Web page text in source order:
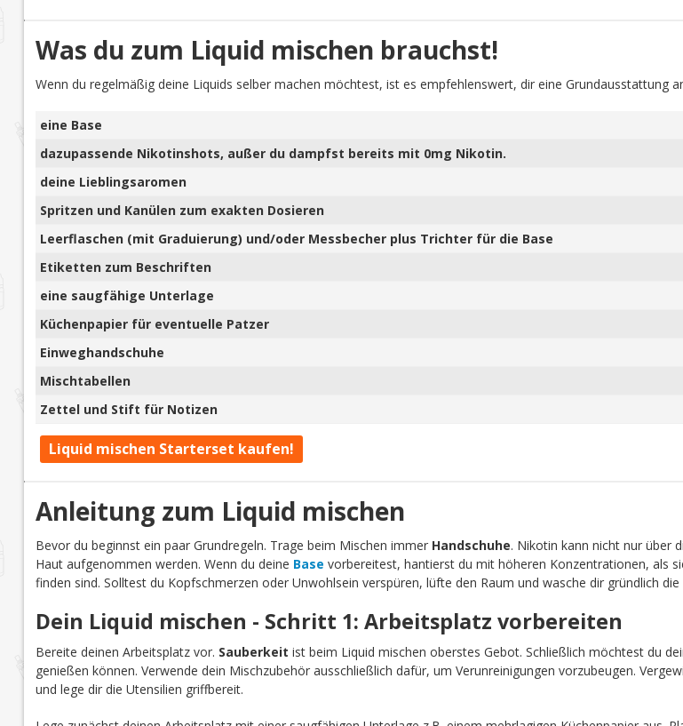
Was du zum Liquid mischen brauchst!
Wenn du regelmäßig deine Liquids selber machen möchtest, ist es empfehlenswert, dir eine Grundausstattung
eine Base
dazupassende Nikotinshots, außer du dampfst bereits mit 0mg Nikotin.
deine Lieblingsaromen
Spritzen und Kanülen zum exakten Dosieren
Leerflaschen (mit Graduierung) und/oder Messbecher plus Trichter für die Base
Etiketten zum Beschriften
eine saugfähige Unterlage
Küchenpapier für eventuelle Patzer
Einweghandschuhe
Mischtabellen
Zettel und Stift für Notizen
Liquid mischen Starterset kaufen!
Anleitung zum Liquid mischen
Bevor du beginnst ein paar Grundregeln. Trage beim Mischen immer Handschuhe. Nikotin kann nicht nur über
Haut aufgenommen werden. Wenn du deine Base vorbereitest, hantierst du mit höheren Konzentrationen, als
finden sind. Solltest du Kopfschmerzen oder Unwohlsein verspüren, lüfte den Raum und wasche dir gründlich die
Dein Liquid mischen - Schritt 1: Arbeitsplatz vorbereiten
Bereite deinen Arbeitsplatz vor. Sauberkeit ist beim Liquid mischen oberstes Gebot. Schließlich möchtest du
genießen können. Verwende dein Mischzubehör ausschließlich dafür, um Verunreinigungen vorzubeugen.
und lege dir die Utensilien griffbereit.